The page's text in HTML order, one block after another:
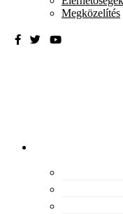
Megközelítés